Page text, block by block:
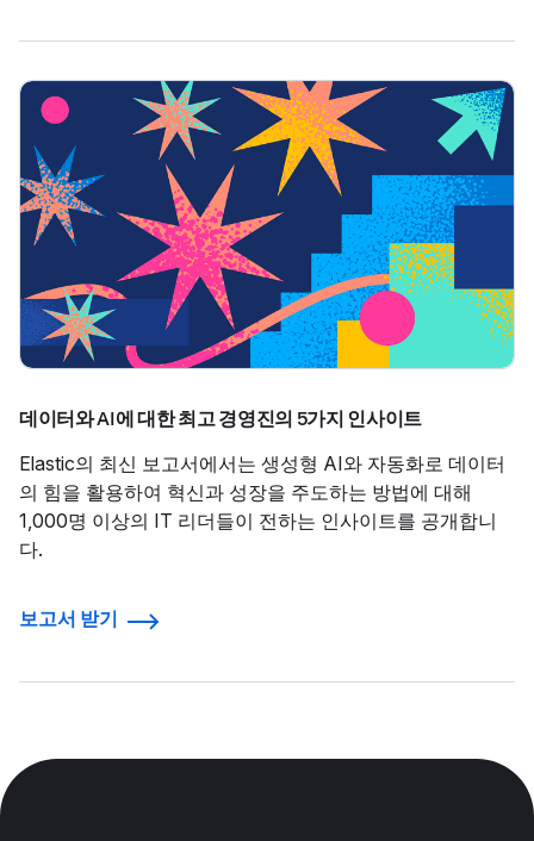
데이터와 AI에 대한 최고 경영진의 5가지 인사이트
Elastic의 최신 보고서에서는 생성형 AI와 자동화로 데이터
의 힘을 활용하여 혁신과 성장을 주도하는 방법에 대해
1,000명 이상의 IT 리더들이 전하는 인사이트를 공개합니
다.
보고서 받기